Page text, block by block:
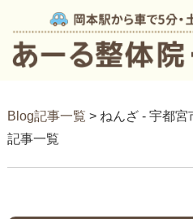
Blog記事一覧 > ねんざ - 宇都
記事一覧